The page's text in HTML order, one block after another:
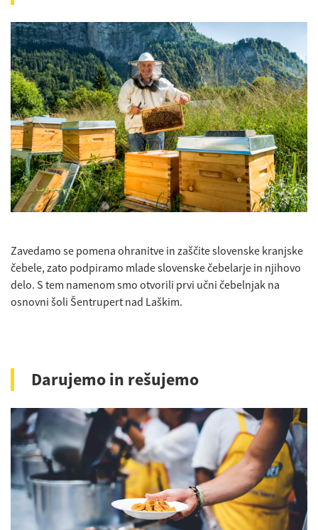
Zavedamo se pomena ohranitve in zaščite slovenske kranjske
čebele, zato podpiramo mlade slovenske čebelarje in njihovo
delo. S tem namenom smo otvorili prvi učni čebelnjak na
osnovni šoli Šentrupert nad Laškim.
Darujemo in rešujemo